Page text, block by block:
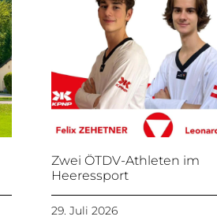
Zwei ÖTDV-Athleten im
Heeressport
29. Juli 2026